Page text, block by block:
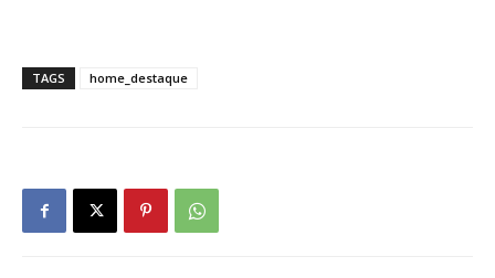
TAGS home_destaque